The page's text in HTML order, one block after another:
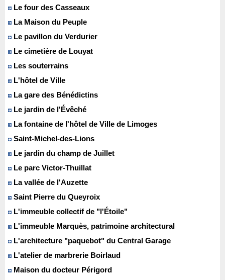
Le four des Casseaux
La Maison du Peuple
Le pavillon du Verdurier
Le cimetière de Louyat
Les souterrains
L'hôtel de Ville
La gare des Bénédictins
Le jardin de l'Évêché
La fontaine de l'hôtel de Ville de Limoges
Saint-Michel-des-Lions
Le jardin du champ de Juillet
Le parc Victor-Thuillat
La vallée de l'Auzette
Saint Pierre du Queyroix
L'immeuble collectif de "l'Étoile"
L'immeuble Marquès, patrimoine architectural
L'architecture "paquebot" du Central Garage
L'atelier de marbrerie Boirlaud
Maison du docteur Périgord